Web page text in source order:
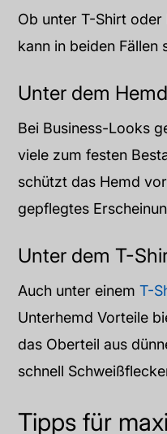
Ob unter T-Shirt oder
kann in beiden Fällen
Unter dem Hemd
Bei Business-Looks
viele zum festen
schützt das Hemd
gepflegtes
Unter dem T-
Auch unter einemT-
Unterhemd Vorteile
das Oberteil aus
schnell
Tipps für